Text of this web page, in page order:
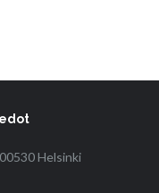
Helsinki